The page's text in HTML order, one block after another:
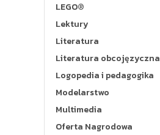
LEGO®
Lektury
Literatura
Literatura obcojęzyczna
Logopedia i pedagogika
Modelarstwo
Multimedia
Oferta Nagrodowa